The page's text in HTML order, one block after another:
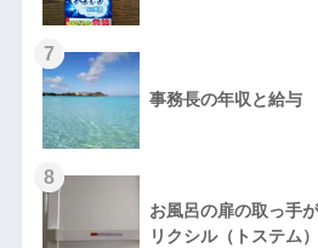
7
事務長の年収と給与
8
お風呂の扉の取っ手
リクシル（トステム